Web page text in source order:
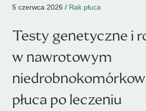
5 czerwca 2026 / Rak płuca
Testy genetyczne i
w nawrotowym
płuca po leczeniu